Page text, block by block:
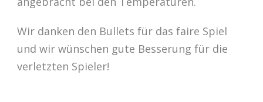
Wir danken den Bullets für das faire Spiel
und wir wünschen gute Besserung für die
verletzten Spieler!